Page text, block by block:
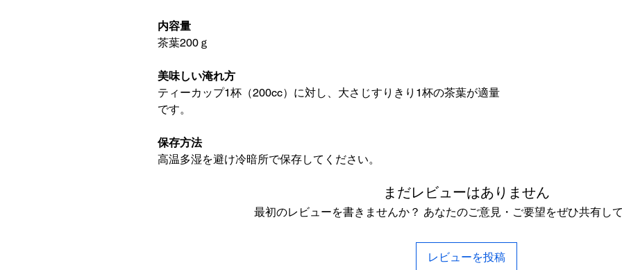
内容量
茶葉200ｇ
美味しい淹れ方
ティーカップ1杯（200cc）に対し、大さじすりきり1杯の茶葉が適量
です。
保存方法
高温多湿を避け冷暗所で保存してください。
まだレビューはありません
最初のレビューを書きませんか？ あなたのご意見・ご要望をぜひ共有して
レビューを投稿